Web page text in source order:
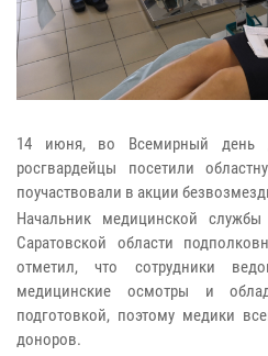
14 июня, во Всемирный день
росгвардейцы посетили
поучаствовали в акции
Начальник медицинской
Саратовской области
отметил, что сотрудники
медицинские осмотры и
подготовкой, поэтому медики
доноров.